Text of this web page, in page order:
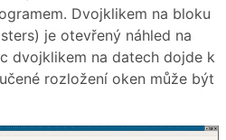
Dvojklikem na bloku
je otevřený náhled na
dvojklikem na datech dojde k
rozložení oken může být